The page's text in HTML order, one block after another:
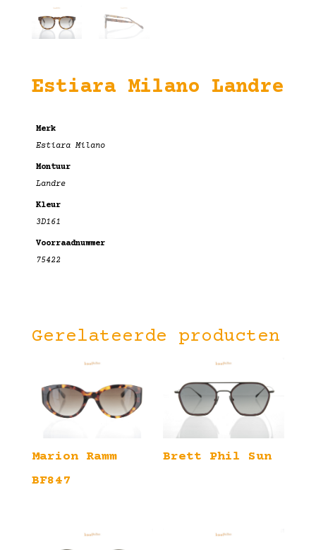
Estiara Milano Landre
Merk
Estiara Milano
Montuur
Landre
Kleur
3D161
Voorraadnummer
75422
Gerelateerde producten
Marion Ramm
BF847
Brett Phil Sun